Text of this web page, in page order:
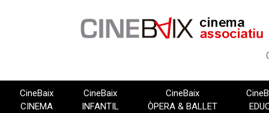
CineBaix
CINEMA
CineBaix
INFANTIL
CineBaix
ÒPERA & BALLET